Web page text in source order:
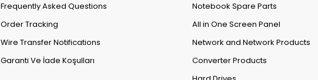
Frequently Asked Questions
Order Tracking
Wire Transfer Notifications
Garanti Ve İade Koşulları
Notebook Spare Parts
All in One Screen Panel
Network and Network Products
Converter Products